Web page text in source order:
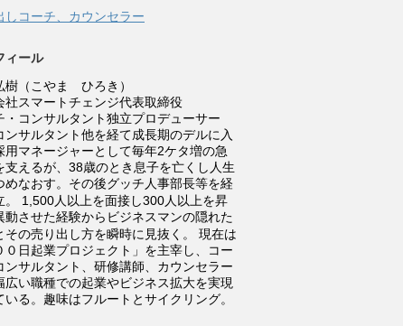
しコーチ、カウンセラー
ィール
樹（こやま ひろき）
社スマートチェンジ代表取締役
・コンサルタント独立プロデューサー
ンサルタント他を経て成長期のデルに入
用マネージャーとして毎年2ケタ増の急
支えるが、38歳のとき息子を亡くし人生
めなおす。その後グッチ人事部長等を経
1,500人以上を面接し300人以上を昇
動させた経験からビジネスマンの隠れた
その売り出し方を瞬時に見抜く。
現在は
０日起業プロジェクト」を主宰し、コー
ンサルタント、研修講師、カウンセラー
広い職種での起業やビジネス拡大を実現
いる。趣味はフルートとサイクリング。